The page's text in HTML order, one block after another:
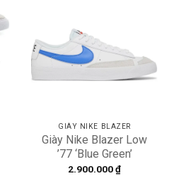
GIÀY NIKE BLAZER
Giày Nike Blazer Low
’77 ‘Blue Green’
DA4074-109
2.900.000₫